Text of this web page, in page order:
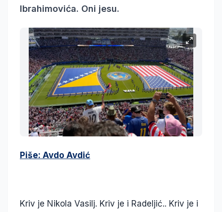
Ibrahimovića. Oni jesu.
Piše: Avdo Avdić
Kriv je Nikola Vasilj. Kriv je i Radeljić.. Kriv je i